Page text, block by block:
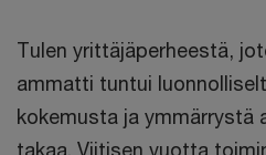
Tulen yrittäjäperheestä,
ammatti tuntui
kokemusta ja ymmärrystä
takaa. Viitisen vuotta